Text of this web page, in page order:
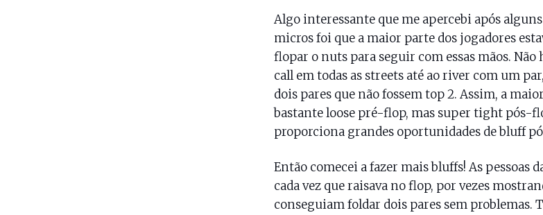
Algo interessante que me apercebi após
micros foi que a maior parte dos jogadores
flopar o nuts para seguir com essas mãos.
call em todas as streets até ao river com um
dois pares que não fossem top 2. Assim, a
bastante loose pré-flop, mas super tight pós-
proporciona grandes oportunidades de bluff
Então comecei a fazer mais bluffs! As pessoas
cada vez que raisava no flop, por vezes
conseguiam foldar dois pares sem problemas.